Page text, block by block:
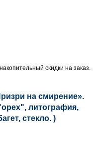
скидки на заказ.
на смирение».
литография,
стекло. )